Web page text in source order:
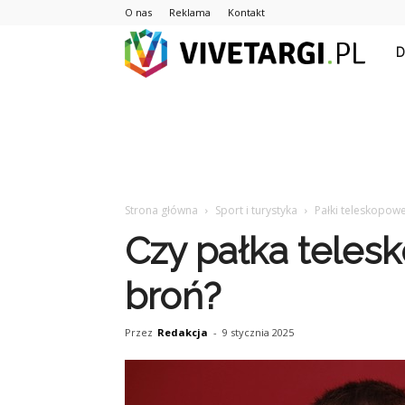
O nas Reklama Kontakt
Strona główna Sport i turystyka Pałki teleskopowe
Czy pałka
broń?
Przez Redakcja - 9 stycznia 2025